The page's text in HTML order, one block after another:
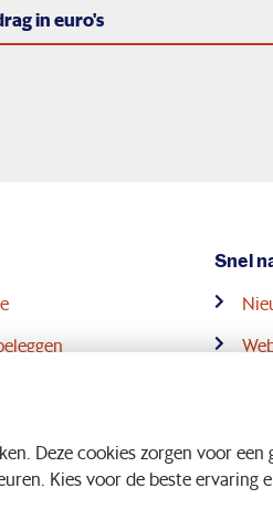
Deze cookies zorgen voor een
Kies voor de beste ervaring
in euro's
Snel